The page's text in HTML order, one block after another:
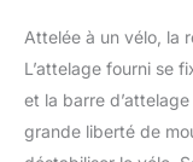
Attelée à un vélo, la
L’attelage fourni se
et la barre
grande liberté de